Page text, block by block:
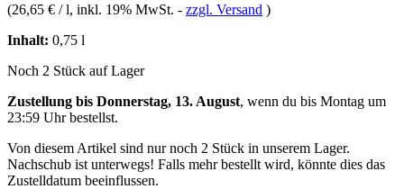
(26,65 € / l, inkl. 19% MwSt. - zzgl. Versand )
Inhalt: 0,75 l
Noch 2 Stück auf Lager
Zustellung bis Donnerstag, 13. August, wenn du bis Montag um
23:59 Uhrbestellst.
Von diesem Artikel sind nur noch 2 Stück in unserem Lager.
Nachschub ist unterwegs! Falls mehr bestellt wird, könnte dies das
Zustelldatum beeinflussen.